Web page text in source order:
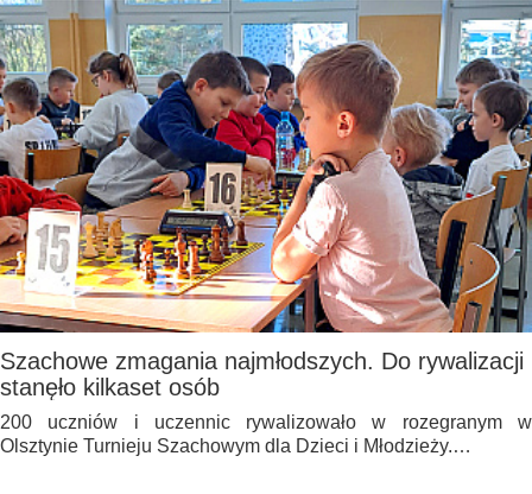
Szachowe zmagania najmłodszych. Do rywalizacji
stanęło kilkaset osób
200 uczniów i uczennic rywalizowało w rozegranym w
Olsztynie Turnieju Szachowym dla Dzieci i Młodzieży.…